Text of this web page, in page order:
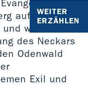
WEITER
ERZÄHLEN
aufmerksam.
weiter durch
des Neckars
Odenwald
Exil und